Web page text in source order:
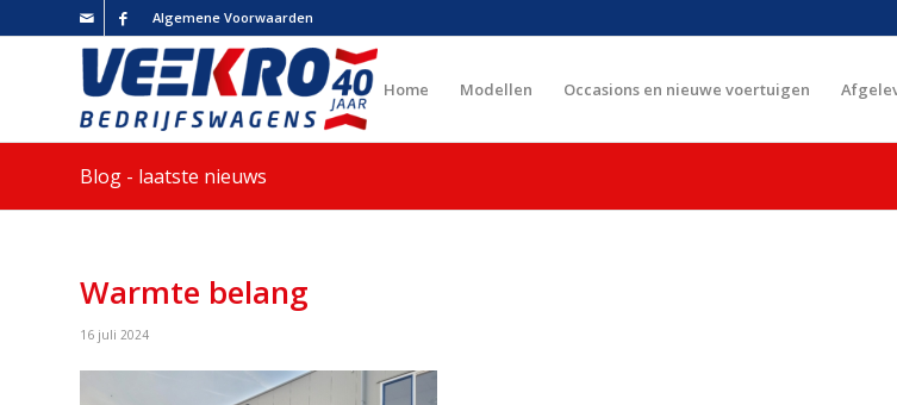
Algemene Voorwaarden
Home Modellen Occasions en nieuwe voertuigen
Blog - laatste nieuws
Warmte belang
16 juli 2024